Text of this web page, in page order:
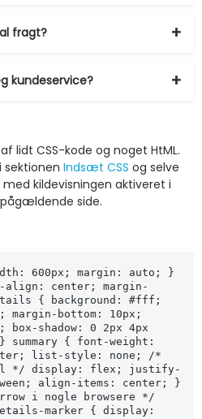
fragt?
kundeservice?
lidt CSS-kode og noget HtML.
Indsæt CSS og selve
kildevisningen aktiveret i
side.
align: center; margin-
{ background: #fff;
margin-bottom: 10px;
box-shadow: 0 2px 4px
{ font-weight:
list-style: none; /*
*/ display: flex; justify-
align-items: center; }
i nogle browsere */
marker { display: